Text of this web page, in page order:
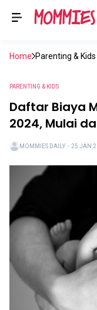
Home Parenting & Kids
PARENTING & KIDS
Daftar Biaya
2024, Mulai
MOMMIES DAILY ・ 25 JAN